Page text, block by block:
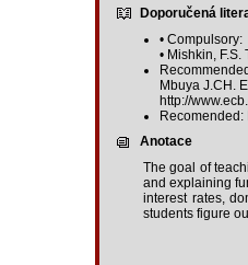
Doporučená
• Compulsory:
• Mishkin,
Mbuya J.CH.
http://
Anotace
The goal of
and explaining
interest rates,
students figure